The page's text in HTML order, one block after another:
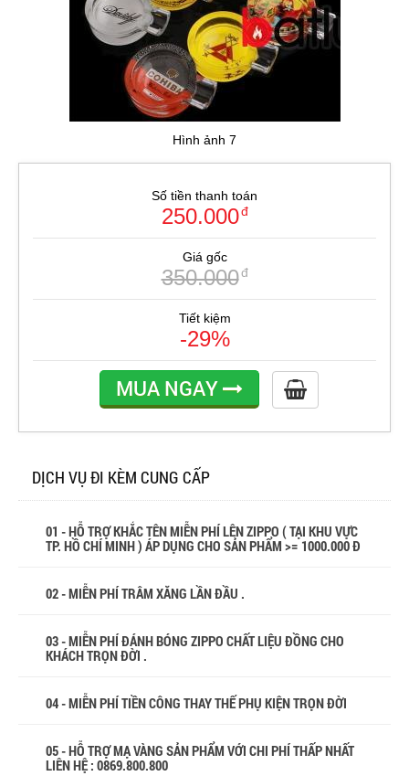
Hình ảnh 7
Số tiền thanh toán
250.000đ
Giá gốc
350.000đ
Tiết kiệm
-29%
MUA NGAY
DỊCH VỤ ĐI KÈM CUNG CẤP
01 - HỖ TRỢ KHẮC TÊN MIỄN PHÍ LÊN ZIPPO ( TẠI KHU VỰC
TP. HỒ CHÍ MINH ) ÁP DỤNG CHO SẢN PHẨM >= 1000.000 Đ
02 - MIỄN PHÍ TRÂM XĂNG LẦN ĐẦU .
03 - MIỄN PHÍ ĐÁNH BÓNG ZIPPO CHẤT LIỆU ĐỒNG CHO
KHÁCH TRỌN ĐỜI .
04 - MIỄN PHÍ TIỀN CÔNG THAY THẾ PHỤ KIỆN TRỌN ĐỜI
05 - HỖ TRỢ MẠ VÀNG SẢN PHẨM VỚI CHI PHÍ THẤP NHẤT
LIÊN HỆ : 0869.800.800